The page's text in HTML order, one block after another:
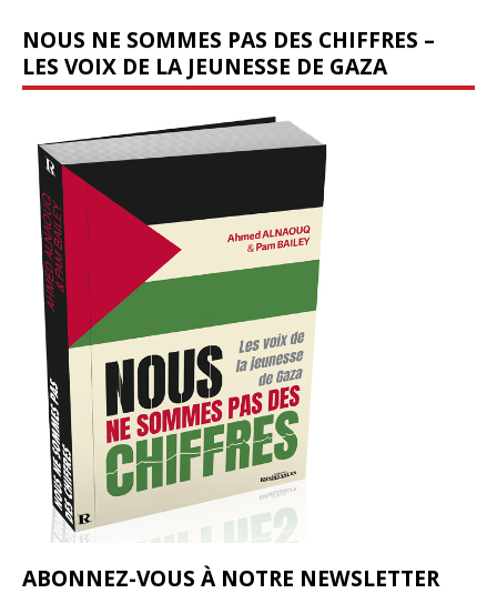
NOUS NE SOMMES PAS DES CHIFFRES –
LES VOIX DE LA JEUNESSE DE GAZA
ABONNEZ-VOUS À NOTRE NEWSLETTER